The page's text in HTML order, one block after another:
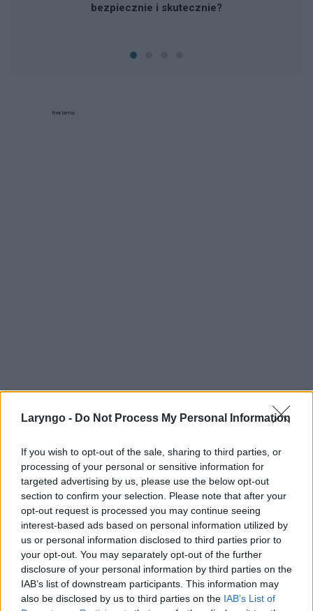
Laryngo - Do Not Process My Personal Information
If you wish to opt-out of the sale, sharing to third parties, or
processing of your personal or sensitive information for
targeted advertising by us, please use the below opt-out
section to confirm your selection. Please note that after your
opt-out request is processed you may continue seeing
interest-based ads based on personal information utilized by
us or personal information disclosed to third parties prior to
your opt-out. You may separately opt-out of the further
disclosure of your personal information by third parties on the
IAB’s list of downstream participants. This information may
also be disclosed by us to third parties on the IAB’s List of
bezpiecznie i skutecznie?
Reklama:
POPULARNE PORADY